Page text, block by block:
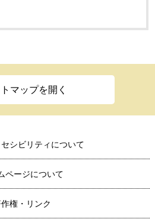
マップを開く
シビリティについて
ページについて
権・リンク